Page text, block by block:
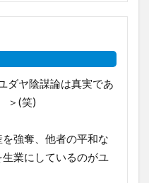
ダヤ陰謀論は真実であ
＞(笑)
強奪、他者の平和な
業にしているのがユ